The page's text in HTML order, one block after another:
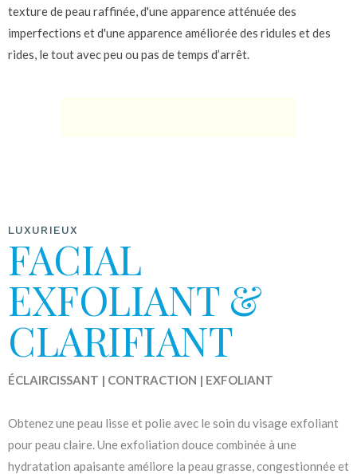
texture de peau raffinée, d'une apparence atténuée des
imperfections et d'une apparence améliorée des ridules et des
rides, le tout avec peu ou pas de temps d’arrêt.
LUXURIEUX
FACIAL
EXFOLIANT &
CLARIFIANT
ÉCLAIRCISSANT | CONTRACTION | EXFOLIANT
Obtenez une peau lisse et polie avec le soin du visage exfoliant
pour peau claire. Une exfoliation douce combinée à une
hydratation apaisante améliore la peau grasse, congestionnée et